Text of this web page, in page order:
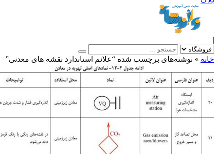
»نوشته‌های برچسب شده “علائم استاندارد نقشه های معدنی”